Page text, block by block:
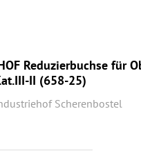
Reduzierbuchse für
II (658-25)
Scherenbostel